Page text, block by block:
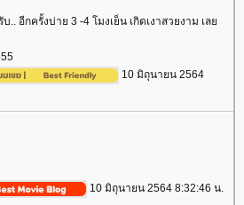
.. อีกครั้งบ่าย 3 -4 โมงเย็น เกิดเงาสวยงาม เล
10 มิถุนายน 2564
10 มิถุนายน 2564 8:32:46 น.